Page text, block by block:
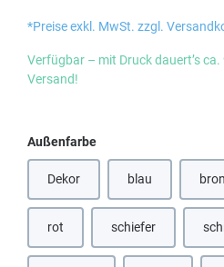
*Preise exkl. MwSt. zzgl.
Verfügbar – mit Druck dauert’s
Versand!
Außenfarbeauswählen
Dekor(Diese Option ist zurzeit nicht
blau
rot(Diese Option ist zurzeit nicht
schiefer(Diese Option ist